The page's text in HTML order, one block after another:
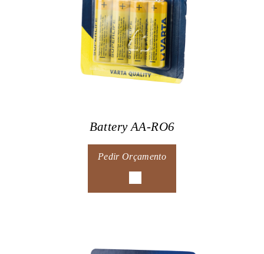
Battery AA-RO6
Pedir Orçamento